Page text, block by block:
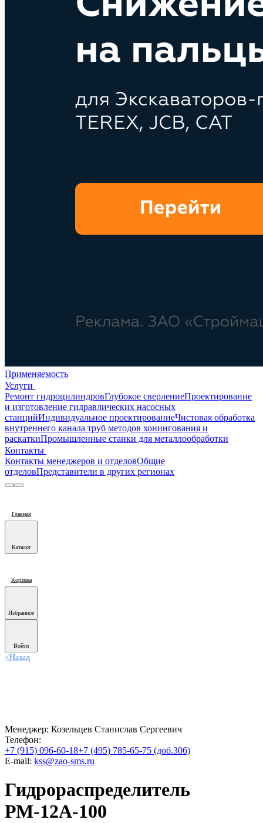
Применяемость
Услуги
Ремонт гидроцилиндровГлубокое сверлениеПроектирование
и изготовление гидравлических насосных
станцийИндивидуальное проектированиеЧистовая обработка
внутреннего канала труб методов хонингования и
раскаткиПромышленные станки для металлообработки
Контакты
Контакты менеджеров и отделовОбщие
отделовПредставители в других регионах
Главная
Каталог
Корзина
Избранное
Войти
<Назад
Менеджер: Козельцев Станислав Сергеевич
Телефон:
+7 (915) 096-60-18+7 (495) 785-65-75 (доб.306)
E-mail: kss@zao-sms.ru
Гидрораспределитель
РМ-12А-100